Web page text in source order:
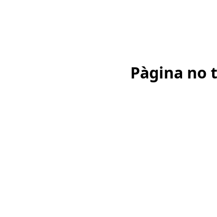
Pàgina no